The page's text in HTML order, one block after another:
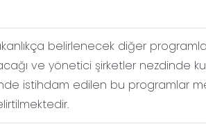
belirlenecek diğer
ve yönetici şirketler nezdinde
istihdam edilen bu programlar